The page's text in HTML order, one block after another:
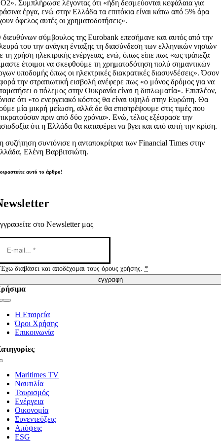
Συμπλήρωσε λέγοντας ότι «ήδη δεσμεύονται κεφάλαια για
έργα, ενώ στην Ελλάδα τα επιτόκια είναι κάτω από 5% άρα
όφελος αυτές οι χρηματοδοτήσεις».
σύμβουλος της Eurobank επεσήμανε και αυτός από την
του την ανάγκη ένταξης τη διασύνδεση των ελληνικών νησιών
τη χρήση ηλεκτρικής ενέργειας, ενώ, όπως είπε πως «ως τράπεζα
έτοιμοι να σκεφθούμε τη χρηματοδότηση πολύ σημαντικών
υποδομής όπως οι ηλεκτρικές διακρατικές διασυνδέσεις». Όσον
την στρατιωτική εισβολή ανέφερε πως «ο μόνος δρόμος για να
ο πόλεμος στην Ουκρανία είναι η διπλωματία». Επιπλέον,
ότι «το ενεργειακό κόστος θα είναι υψηλό στην Ευρώπη. Θα
μία μικρή μείωση, αλλά δε θα επιστρέψουμε στις τιμές που
πριν από δύο χρόνια». Ενώ, τέλος εξέφρασε την
ότι η Ελλάδα θα καταφέρει να βγει και από αυτή την κρίση.
συζήτηση συντόνισε η ανταποκρίτρια των Financial Times στην
Ελένη Βαρβιτσιώτη.
αυτό το άρθρο!
στο Newsletter μας
Έχω διαβάσει και αποδέχομαι τους όρους χρήσης.*
εγγραφή
Η Εταιρεία
Όροι Χρήσης
Επικοινωνία
Maritimes TV
Ναυτιλία
Τουρισμός
Ενέργεια
Οικονομία
Συνεντεύξεις
Απόψεις
ESG